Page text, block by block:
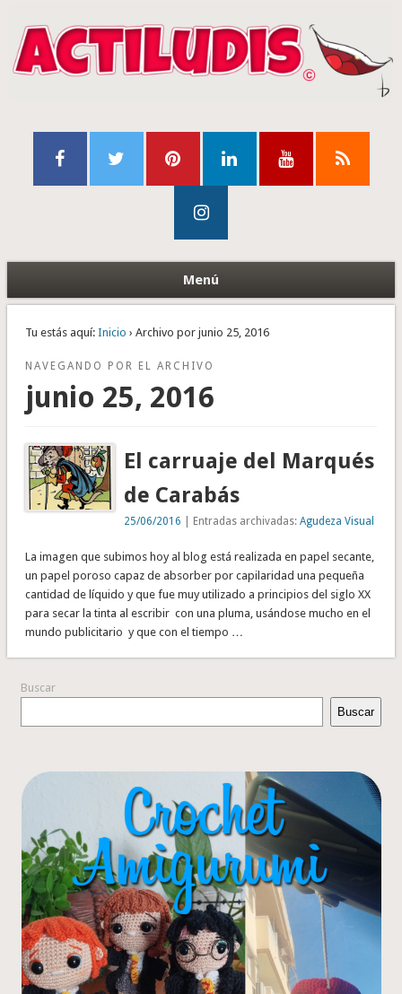
Menú
Tu estás aquí: Inicio › Archivo por junio 25, 2016
NAVEGANDO POR EL ARCHIVO
junio 25, 2016
El carruaje del Marqués
de Carabás
25/06/2016 | Entradas archivadas:Agudeza Visual
La imagen que subimos hoy al blog está realizada en papel secante,
un papel poroso capaz de absorber por capilaridad una pequeña
cantidad de líquido y que fue muy utilizado a principios del siglo XX
para secar la tinta al escribir con una pluma, usándose mucho en el
mundo publicitario y que con el tiempo …
Buscar
Buscar